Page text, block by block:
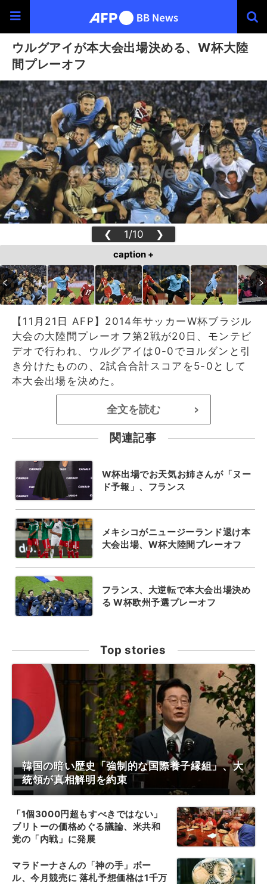
ウルグアイが本大会出場決める、W杯大陸
間プレーオフ
❮ 1/10 ❯
caption +
【11月21日 AFP】2014年サッカーW杯ブラジル
大会の大陸間プレーオフ第2戦が20日、モンテビ
デオで行われ、ウルグアイは0-0でヨルダンと引
き分けたものの、2試合合計スコアを5-0として
本大会出場を決めた。
全文を読む >
関連記事
W杯出場でお天気お姉さんが「ヌー
ド予報」、フランス
メキシコがニュージーランド退け本
大会出場、W杯大陸間プレーオフ
フランス、大逆転で本大会出場決め
る W杯欧州予選プレーオフ
Top stories
韓国の暗い歴史「強制的な国際養子縁組」、大
統領が真相解明を約束
「1個3000円超もすべきではない」
ブリトーの価格めぐる議論、米共和
党の「内戦」に発展
マラドーナさんの「神の手」ボー
ル、今月競売に 落札予想価格は1千万